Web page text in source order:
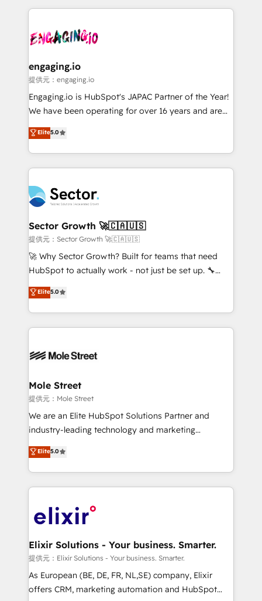
advanced optimization & adoption 📍 São Paulo, BR
• Des Moines, IA • New York, NY
dados e automatizar operações. O objetivo é
operacional de receita conectando equipes
Também somos distribuidores oficiais da HubSpot
e de mais de 150 softwares globais permitindo
contratar e pagar a HubSpot em reais com nota
fiscal no Brasil e gerar economia de até 50% na
Oferecemos ainda agentes de IA especializados em
HubSpot que automatizam tarefas executam rotinas
empresas em 13 países utilizam a Nexforce. Somos
a maior parceira da HubSpot na América Latina e
líder no ranking global de sucesso do cliente da
HubSpot.
engaging.io
提供元：engaging.io
Engaging.io is HubSpot's JAPAC Partner of the Year!
We have been operating for over 16 years and are
one of HubSpot's most experienced and technically
capable Agency Partners globally. We specialise in
complex CRM migrations, implementations,
integrations, custom CMS portal development,
businesses. Our teams are based in North America
and APAC. We are HubSpot's top-ranked Advanced
Implementation Certified Partner and we contribute
to their advisory council. We strive to do 'good work
with good people' and have worked with incredible
brands. You can see some of them on our website,
Elite5.0
Sector Growth 🚀🇨🇦🇺🇸
提供元：Sector Growth 🚀🇨🇦🇺🇸
🚀 Why Sector Growth? Built for teams that need
HubSpot to actually work - not just be set up. 🔧
HubSpot Experts: Onboarding, migrations,
automation, and training built for adoption. ⚡ Highly
Technical Execution: ERP, EMR and Custom
Integrations; complex builds delivered in weeks, not
workflows; automation agents; process optimization
Healthcare: HIPAA implementations; secure data
workflows 💼 Financial Services: compliant
workflows; audit-ready reporting ⚖️ Legal: client
intake; pipeline and document workflows 🛒 E-
revenue automation 🏢 Real Estate: deal pipelines;
portfolio and lifecycle management 🏭
HIPAA-aware; CASL-compliant; GDPR-ready
implementations where required 💡 Why 500+
built to scale.
Elite5.0
Mole Street
提供元：Mole Street
We are an Elite HubSpot Solutions Partner and
industry-leading technology and marketing
consultancy. Our focus is on enterprise and mid-
market B2B companies globally that want a strategic
approach to execute their goals through creative
applications of our solutions; Technical HubSpot
Design, Migrations + Integrations. Mole Street’s
greatness, which is achieved through creating
absolute clarity, derived from a well-defined
strategy, executed well, and reported on with clear
results. The culture is driven by core values; Joy, Grit,
Elite5.0
Elixir Solutions - Your business. Smarter.
提供元：Elixir Solutions - Your business. Smarter.
As European (BE, DE, FR, NL,SE) company, Elixir
offers CRM, marketing automation and HubSpot